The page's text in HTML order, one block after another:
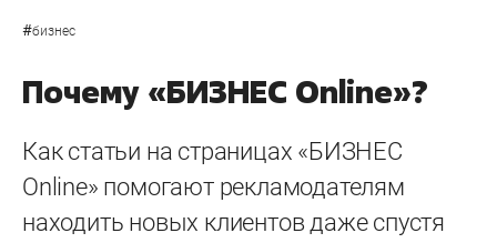
#бизнес
Почему «БИЗНЕС Online»?
Как статьи на страницах «БИЗНЕС
Online» помогают рекламодателям
находить новых клиентов даже спустя